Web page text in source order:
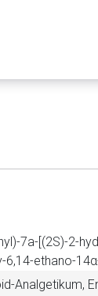
7a-[(2S)-2-
ethano-
Analgetikum,